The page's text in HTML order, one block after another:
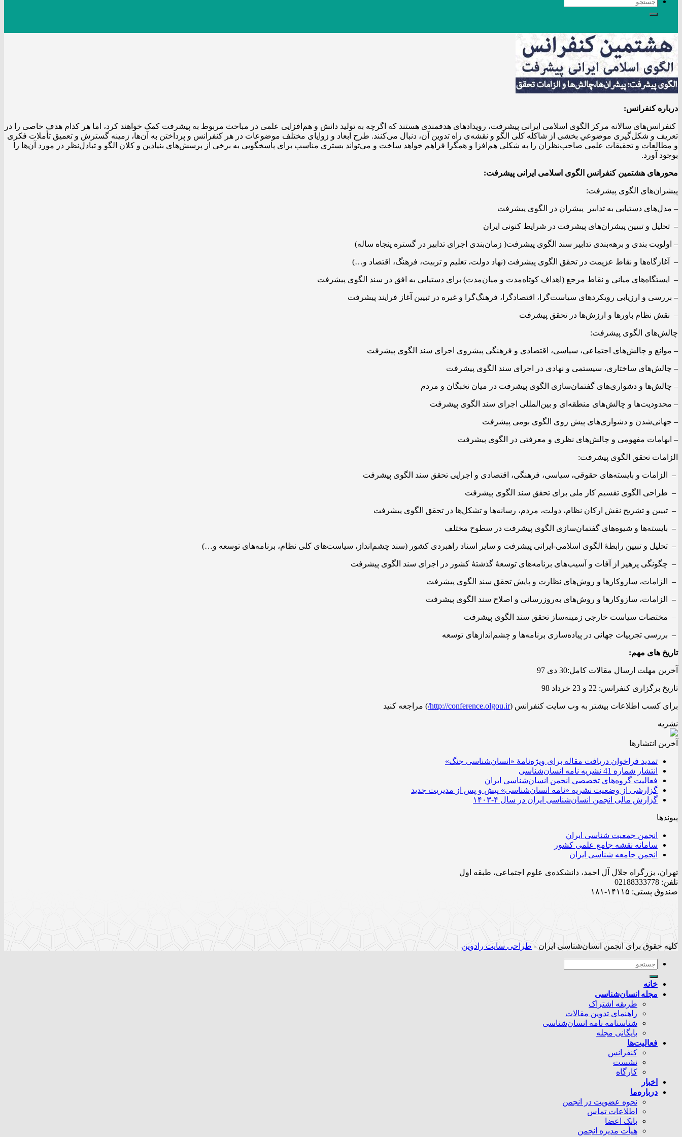
درباره کنفرانس:
کنفرانس‌های سالانه مرکز الگوی اسلامی ایرانی پیشرفت، رویدادهاى هدفمندی هستند که اگرچه به تولید دانش و هم‌افزایی علمی در مباحث مربوط به پیشرفت کمک خواهند کرد، اما هر کدام هدف خاصی را در
تعریف و شکل­‌گیری موضوعیِ بخشی از شاکله کلی الگو و نقشه‌ی راه تدوین آن، دنبال می‌­کنند. طرح ابعاد و زوایای مختلف موضوعات در هر کنفرانس و پرداختن به آن‌ها، زمینه گسترش و تعمیق تأملات فکری
و مطالعات و تحقیقات علمی صاحب‌نظران را به شکلی هم‌­افزا و همگرا فراهم خواهد ساخت و می‌تواند بستری مناسب برای پاسخگویی به برخی از پرسش‌­های بنیادین و کلان الگو و تبادل­‌نظر در مورد آن‌ها را
بوجود آورد.
محورهای هشتمین کنفرانس الگوی اسلامی ایرانی پیشرفت:
پیشران­‌های الگوی پیشرفت:
– مدل­‌های دستیابی به تدابیر پیشران در الگوی پیشرفت
– تحلیل و تبیین پیشران­‌های پیشرفت در شرایط کنونی ایران
– اولویت‌ بندی و برهه‌بندی تدابیر سند الگوی پیشرفت( زمان‌بندی اجرای تدابیر در گستره پنجاه ساله)
– آغازگاه‌ها و نقاط عزیمت در تحقق الگوی پیشرفت (نهاد دولت، تعلیم و تربیت، فرهنگ، اقتصاد و…)
– ایستگاه‌­های میانی و نقاط مرجع (اهداف کوتاه‌مدت و میان‌­مدت) برای دستیابی به افق در سند الگوی پیشرفت
– بررسی و ارزیابی رویکردهای سیاست‌گرا، اقتصادگرا، فرهنگ‌گرا و غیره در تبیین آغاز فرایند پیشرفت
– نقش نظام باورها و ارزش‌ها در تحقق پیشرفت
چالش‌­های الگوی پیشرفت:
– موانع و چالش‌­های اجتماعی، سیاسی، اقتصادی و فرهنگی پیش­روی اجرای سند الگوی پیشرفت
– چالش‌های ساختاری، سیستمی و نهادی در اجرای سند الگوی پیشرفت
– چالش‌ها و دشواری‌های گفتمان‌سازی الگوی پیشرفت در میان نخبگان و مردم
– محدودیت‌ها و چالش‌های منطقه‌ای و بین‌المللی اجرای سند الگوی پیشرفت
– جهانی‌شدن و دشواری‌های پیش روی الگوی بومی پیشرفت
– ابهامات مفهومی و چالش‌های نظری و معرفتی در الگوی پیشرفت
الزامات تحقق الگوی پیشرفت:
– الزامات و بایسته‌­های حقوقی، سیاسی، فرهنگی، اقتصادی و اجرایی تحقق سند الگوی پیشرفت
– طراحی الگوی تقسیم کار ملی برای تحقق سند الگوی پیشرفت
– تبیین و تشریح نقش ارکان نظام، دولت، مردم، رسانه­‌ها و تشکل­‌ها در تحقق الگوی پیشرفت
– بایسته­‌ها و شیوه‌­های گفتمان­‌سازی الگوی پیشرفت در سطوح مختلف
– تحلیل و تبیین رابطۀ الگوی اسلامی-ایرانی پیشرفت و سایر اسناد راهبردی کشور (سند چشم‌­انداز، سیاست‌­های کلی نظام، برنامه‌­های توسعه و…)
– چگونگی پرهیز از آفات و آسیب­‌های برنامه‌­های توسعۀ گذشتۀ کشور در اجرای سند الگوی پیشرفت
– الزامات، سازوکارها و روش‌­های نظارت و پایش تحقق سند الگوی پیشرفت
– الزامات، سازوکارها و روش­‌های به­‌روزرسانی و اصلاح سند الگوی پیشرفت
– مختصات سیاست خارجی زمینه‌­ساز تحقق سند الگوی پیشرفت
– بررسی تجربیات جهانی در پیاده‌­سازی برنامه‌­ها و چشم‌­اندازهای توسعه
تاریخ های مهم:
آخرین مهلت ارسال مقالات کامل:30 دی 97
تاریخ برگزاری کنفرانس: 22 و 23 خرداد 98
برای کسب اطلاعات بیشتر به وب سایت کنفرانس (http://conference.olgou.ir/ ) مراجعه کنید
نشریه
آخرین انتشار‌ها
تمدید فراخوان دریافت مقاله برای ویژه‌نامۀ «انسان‌شناسی جنگ»
انتشار شماره 41 نشریه نامه انسان‌شناسی
فعالیت گروه‌های تخصصی انجمن انسان‌شناسی ایران
گزارشی از وضعیت نشریه «نامه انسان‌شناسی» پیش و پس از مدیریت جدید
گزارش مالی انجمن انسان‌شناسی ایران در سال ۴-۱۴۰۳
پیوندها
انجمن جمعیت شناسی ایران
سامانه نقشه جامع علمی کشور
انجمن جامعه شناسی ایران
تهران، بزرگراه جلال آل احمد، دانشکده‌ی علوم اجتماعی، طبقه اول
تلفن: 02188333778
صندوق پستی: ۱۴۱۱۵-۱۸۱
کلیه حقوق برای انجمن انسان‌شناسی ایران - طراحی سایت رادوین
خانه
مجله انسان‌شناسی
طریقه اشتراک
راهنمای تدوین مقالات
شناسنامه نامه انسان‌شناسی
بایگانی مجله
فعالیت‌ها
کنفرانس
نشست
کارگاه
اخبار
درباره‌ما
نحوه عضویت در انجمن
اطلاعات تماس
بانک اعضا
هیأت مدیره انجمن